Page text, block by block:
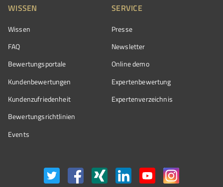
WISSEN
Wissen
FAQ
Bewertungsportale
Kundenbewertungen
Kundenzufriedenheit
Bewertungs­richtlinien
Events
SERVICE
Presse
Newsletter
Online demo
Expertenbewertung
Expertenverzeichnis